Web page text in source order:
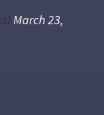
March 23,